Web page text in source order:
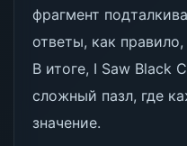
фрагмент
ответы, как
В итоге, I Saw Black
сложный пазл, где
значение.